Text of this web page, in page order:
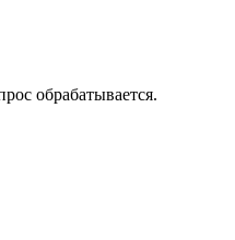
обрабатывается.